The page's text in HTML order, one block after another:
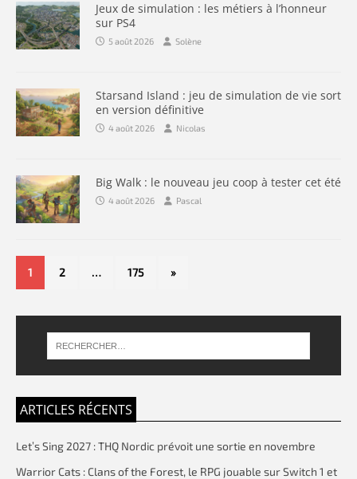
Jeux de simulation : les métiers à l’honneur
sur PS4
5 août 2026 Solène
Starsand Island : jeu de simulation de vie sort
en version définitive
4 août 2026 Nicolas
Big Walk : le nouveau jeu coop à tester cet été
4 août 2026 Pascal
1 2 … 175 »
ARTICLES RÉCENTS
Let’s Sing 2027 : THQ Nordic prévoit une sortie en novembre
Warrior Cats : Clans of the Forest, le RPG jouable sur Switch 1 et